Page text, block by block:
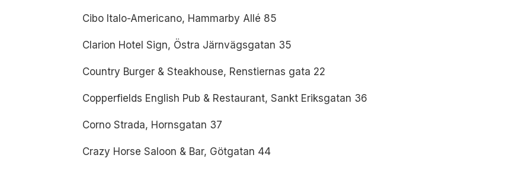
Cibo Italo-Americano, Hammarby Allé 85
Clarion Hotel Sign, Östra Järnvägsgatan 35
Country Burger & Steakhouse, Renstiernas gata 22
Copperfields English Pub & Restaurant, Sankt Eriksgatan 36
Corno Strada, Hornsgatan 37
Crazy Horse Saloon & Bar, Götgatan 44